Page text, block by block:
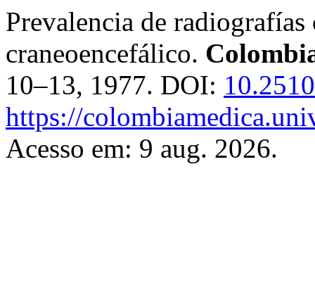
Prevalencia de
craneoencefálico.
10–13, 1977. DOI:
https://
Acesso em: 9 aug. 2026.